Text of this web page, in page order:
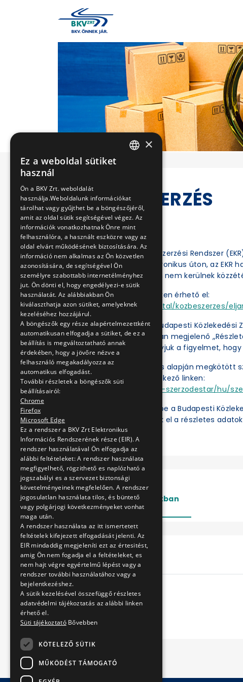
KÖZBESZERZÉS
Az Elektronikus Közbeszerzési Rendszer
eljárásokat csak elektronikus úton, az EKR
el, a BKV Zrt. honlapján nem kerülnek
Az EKR a következő linken érhető el:
https://ekr.gov.hu/portal/kozbeszerzes/
Az Ajánlatkérőnél a „Budapesti
„Műveletek” oszlopában megjelenő
dokumentumok. Felhívjuk a figyelmet,
A közbeszerzési eljárás alapján megkötött
ben érhetők el a következő linken:
https://ekr.gov.hu/ekr-szerzodestar/hu/
” mezőbe a Budapesti
kattintás után érhetők el a részletes
Lezárt Folyamatban
Cím
×
Ez a weboldal sütiket
használ
Ön a BKV Zrt. weboldalát
használja.Weboldalunk információkat
tárolhat vagy gyűjthet be a böngészőjéről,
amit az oldal sütik segítségével végez. Az
információk vonatkozhatnak Önre mint
felhasználóra, a használt eszközre vagy az
oldal elvárt működésének biztosítására. Az
információ nem alkalmas az Ön közvetlen
azonosítására, de segítségével Ön
személyre szabottabb internetélményhez
jut. Ön dönti el, hogy engedélyezi-e sütik
használatát. Az alábbiakban Ön
kiválaszthatja azon sütiket, amelyeknek
kezeléséhez hozzájárul.
A böngészők egy része alapértelmezettként
automatikusan elfogadja a sütiket, de ez a
beállítás is megváltoztatható annak
érdekében, hogy a jövőre nézve a
felhasználó megakadályozza az
automatikus elfogadást.
További részletek a böngészők süti
beállításairól:
Chrome
Firefox
Microsoft Edge
Ez a rendszer a BKV Zrt Elektronikus
Információs Rendszerének része (EIR). A
rendszer használatával Ön elfogadja az
alábbi feltételeket: A rendszer használata
megfigyelhető, rögzithető es naplózható a
jogszabályi es a szervezet biztonsági
követelményeinek megfelelően. A rendszer
jogosulatlan használata tilos, és büntető
vagy polgárjogi következményeket vonhat
maga után.
A rendszer használata az itt ismertetett
feltételek kifejezett elfogadását jelenti. Az
EIR mindaddig megjeleníti ezt az értesitést,
amig Ön nem fogadja el a feltételeket, es
nem hajt végre egyértelmű lépést vagy a
rendszer további használatához vagy a
bejelentkezéshez.
A sütik kezelésével összefüggő részletes
adatvédelmi tájékoztatás az alábbi linken
érhető el.
Süti tájékoztató Bővebben
KÖTELEZŐ SÜTIK
MŰKÖDÉST TÁMOGATÓ